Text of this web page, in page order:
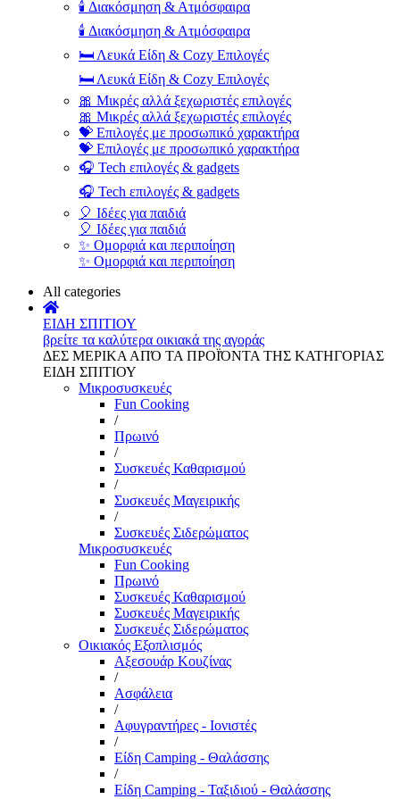
🕯️ Διακόσμηση & Ατμόσφαιρα
🕯️ Διακόσμηση & Ατμόσφαιρα
🛏️ Λευκά Είδη & Cozy Επιλογές
🛏️ Λευκά Είδη & Cozy Επιλογές
🎀 Μικρές αλλά ξεχωριστές επιλογές
🎀 Μικρές αλλά ξεχωριστές επιλογές
💝 Επιλογές με προσωπικό χαρακτήρα
💝 Επιλογές με προσωπικό χαρακτήρα
🎧 Tech επιλογές & gadgets
🎧 Tech επιλογές & gadgets
🎈 Ιδέες για παιδιά
🎈 Ιδέες για παιδιά
✨ Ομορφιά και περιποίηση
✨ Ομορφιά και περιποίηση
All categories
ΕΙΔΗ ΣΠΙΤΙΟΥ
βρείτε τα καλύτερα οικιακά της αγοράς
ΔΕΣ ΜΕΡΙΚΑ ΑΠΌ ΤΑ ΠΡΟΪΌΝΤΑ ΤΗΣ ΚΑΤΗΓΟΡΙΑΣ
ΕΙΔΗ ΣΠΙΤΙΟΥ
Μικροσυσκευές
Fun Cooking
/
Πρωινό
/
Συσκευές Καθαρισμού
/
Συσκευές Μαγειρικής
/
Συσκευές Σιδερώματος
Μικροσυσκευές
Fun Cooking
Πρωινό
Συσκευές Καθαρισμού
Συσκευές Μαγειρικής
Συσκευές Σιδερώματος
Οικιακός Εξοπλισμός
Αξεσουάρ Κουζίνας
/
Ασφάλεια
/
Αφυγραντήρες - Ιονιστές
/
Είδη Camping - Θαλάσσης
/
Είδη Camping - Ταξιδιού - Θαλάσσης